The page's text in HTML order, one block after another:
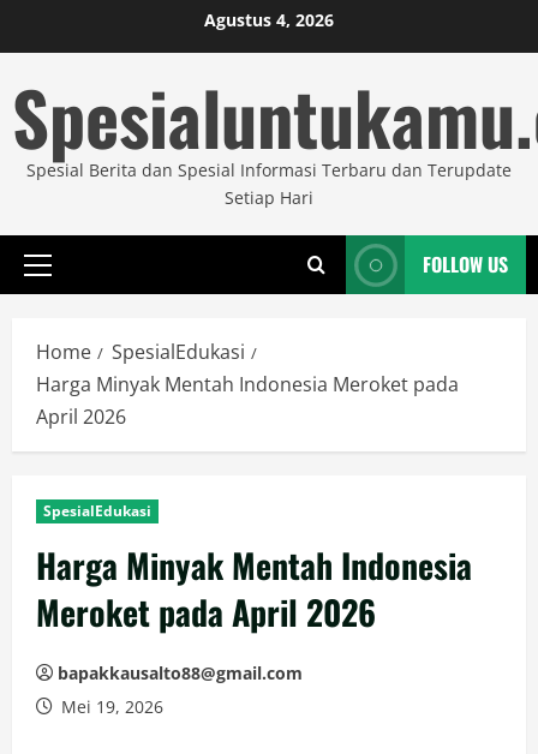
to
Agustus 4, 2026
Spesial Berita dan Spesial Informasi Terbaru dan Terupdate
Setiap Hari
Primary
FOLLOW US
Home
SpesialEdukasi
Harga Minyak Mentah Indonesia Meroket pada
April 2026
SpesialEdukasi
Harga Minyak Mentah Indonesia
Meroket pada April 2026
bapakkausalto88@gmail.com
Mei 19, 2026